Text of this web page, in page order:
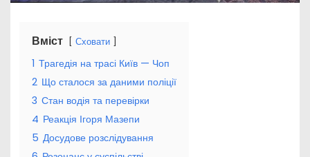
Вміст Сховати
1 Трагедія на трасі Київ — Чоп
2 Що сталося за даними поліції
3 Стан водія та перевірки
4 Реакція Ігоря Мазепи
5 Досудове розслідування